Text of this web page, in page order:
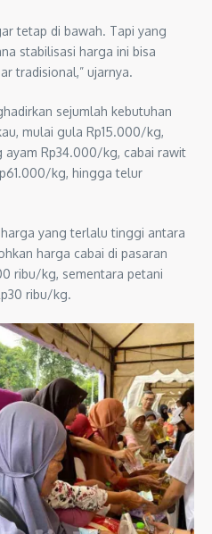
tetap di bawah. Tapi yang
stabilisasi harga ini bisa
tradisional,” ujarnya.
sejumlah kebutuhan
mulai gula Rp15.000/kg,
ayam Rp34.000/kg, cabai rawit
kg, hingga telur
yang terlalu tinggi antara
harga cabai di pasaran
ribu/kg, sementara petani
ribu/kg.